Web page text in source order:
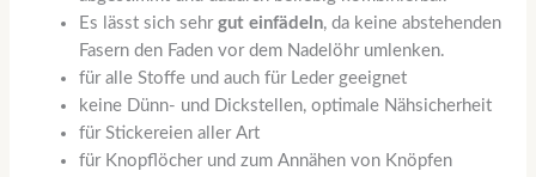
Es lässt sich sehrgut einfädeln, da keine abstehenden
Fasern den Faden vor dem Nadelöhr umlenken.
für alle Stoffe und auch für Leder geeignet
keine Dünn- und Dickstellen, optimale Nähsicherheit
für Stickereien aller Art
für Knopflöcher und zum Annähen von Knöpfen